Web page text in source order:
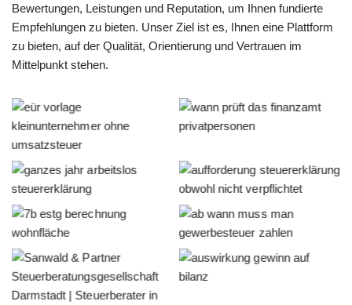
Bewertungen, Leistungen und Reputation, um Ihnen fundierte
Empfehlungen zu bieten. Unser Ziel ist es, Ihnen eine Plattform
zu bieten, auf der Qualität, Orientierung und Vertrauen im
Mittelpunkt stehen.